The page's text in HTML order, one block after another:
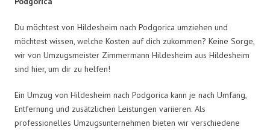
Du möchtest von Hildesheim nach Podgorica umziehen und
möchtest wissen, welche Kosten auf dich zukommen? Keine Sorge,
wir von Umzugsmeister Zimmermann Hildesheim aus Hildesheim
sind hier, um dir zu helfen!
Ein Umzug von Hildesheim nach Podgorica kann je nach Umfang,
Entfernung und zusätzlichen Leistungen variieren. Als
professionelles Umzugsunternehmen bieten wir verschiedene